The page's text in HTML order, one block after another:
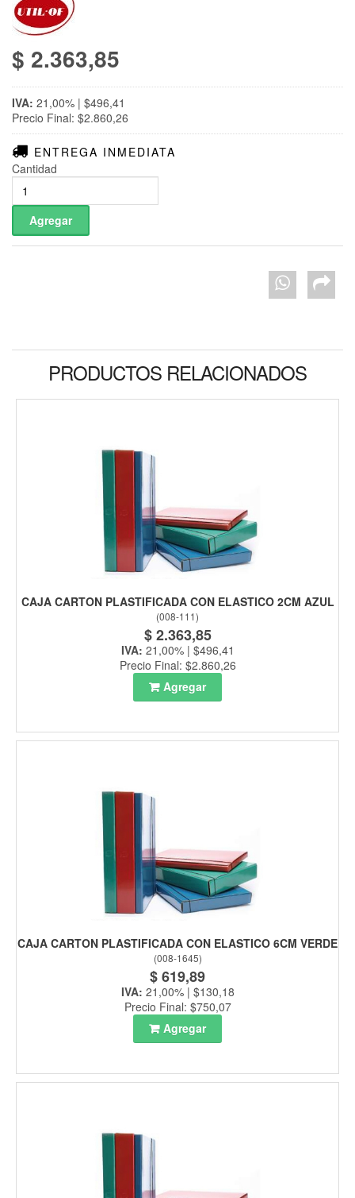
$ 2.363,85
IVA: 21,00% | $496,41
Precio Final: $2.860,26
ENTREGA INMEDIATA
Cantidad
PRODUCTOS RELACIONADOS
CAJA CARTON PLASTIFICADA CON ELASTICO 2CM AZUL
(008-111)
$ 2.363,85
IVA: 21,00% | $496,41
Precio Final: $2.860,26
Agregar
CAJA CARTON PLASTIFICADA CON ELASTICO 6CM VERDE
(008-1645)
$ 619,89
IVA: 21,00% | $130,18
Precio Final: $750,07
Agregar